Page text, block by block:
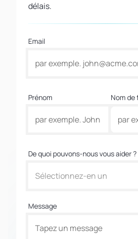
délais.
Email
Prénom Nom de
De quoi pouvons-nous vous aider ?
Sélectionnez-en un
Message